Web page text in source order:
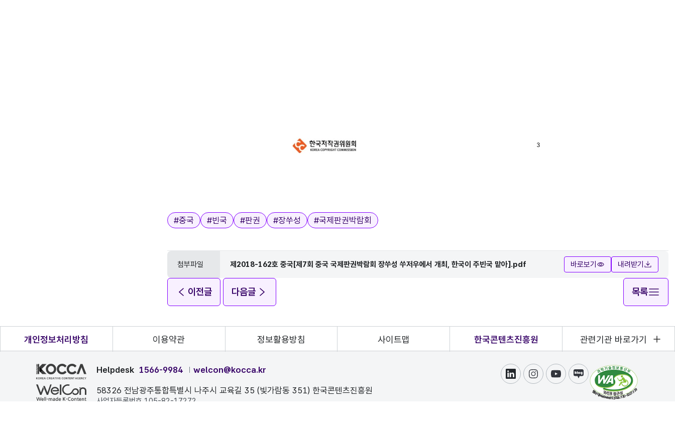
태그
#중국 #빈국 #판권 #장쑤성 #국제판권박람회
첨부파일 제2018-162호 중국[제7회 중국 국제판권박람회 장쑤성 쑤저우에서 개최, 한국이 주빈국 맡아].pdf 바로보기 내려받기
이전글 다음글 목록
개인정보처리방침 이용약관 정보활용방침 사이트맵 한국콘텐츠진흥원 관련기관 바로가기
Helpdesk 1566-9984 welcon@kocca.kr
58326 전남광주통합특별시 나주시 교육길 35 (빛가람동 351) 한국콘텐츠진흥원
사업자등록번호 105-82-17272
링크드인인스타그램
유튜브블로그